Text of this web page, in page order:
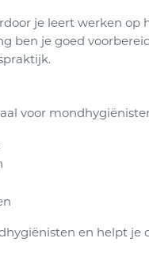
je leert werken op
ben je goed
voor
en helpt je